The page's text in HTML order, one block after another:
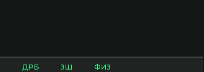
ДРБ ЗЩ ФИЗ